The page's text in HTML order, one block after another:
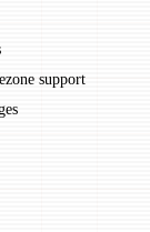
support